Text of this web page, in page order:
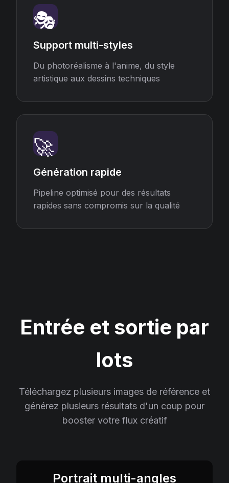
🎭
Support multi-styles
Du photoréalisme à l'anime, du style
artistique aux dessins techniques
🚀
Génération rapide
Pipeline optimisé pour des résultats
rapides sans compromis sur la qualité
Entrée et sortie par
lots
Téléchargez plusieurs images de référence et
générez plusieurs résultats d'un coup pour
booster votre flux créatif
Portrait multi-angles